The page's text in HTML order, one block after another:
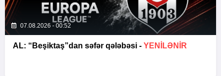
07.08.2026 - 00:52
AL: “Beşiktaş”dan səfər qələbəsi - YENİLƏNİR